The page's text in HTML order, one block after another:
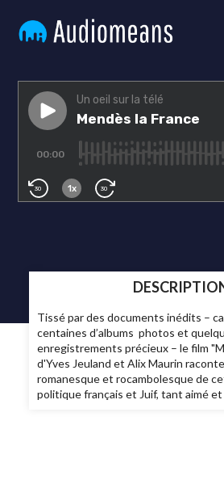
Tissé par des documents inédits –
centaines d’albums photos et
enregistrements précieux – le film
d'Yves Jeuland et Alix Maurin
romanesque et rocambolesque de
politique français et Juif, tant aimé